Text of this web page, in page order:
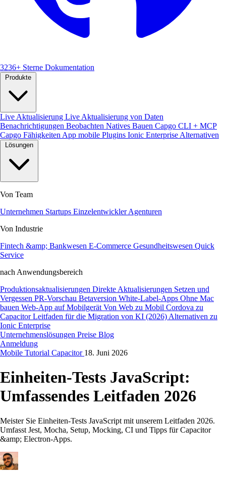
3236+ Sterne Dokumentation
Produkte
Live Aktualisierung Live Aktualisierung von Daten
Benachrichtigungen Beobachten Natives Bauen Capgo CLI + MCP
Capgo Fähigkeiten App mobile Plugins Ionic Enterprise Alternativen
Lösungen
Von Team
Unternehmen Startups EinzelentwicklerAgenturen
Von Industrie
Fintech &amp; Bankwesen E-Commerce Gesundheitswesen Quick
Service
nach Anwendungsbereich
Produktionsaktualisierungen Direkte Aktualisierungen Setzen und
Vergessen PR-Vorschau Betaversion White-Label-Apps Ohne Mac
bauen Web-App auf Mobilgerät Von Web zu Mobil Cordova zu
CapacitorLeitfaden für die Migration von KI (2026) Alternativen zu
Ionic Enterprise
Unternehmenslösungen Preise Blog
Anmeldung
Mobile Tutorial Capacitor 18. Juni 2026
Einheiten-Tests JavaScript:
Umfassendes Leitfaden 2026
Meister Sie Einheiten-Tests JavaScript mit unserem Leitfaden 2026.
Umfasst Jest, Mocha, Setup, Mocking, CI und Tipps für Capacitor
&amp; Electron-Apps.